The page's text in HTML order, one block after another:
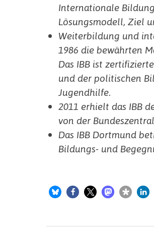
Internationale
Lösungsmodell, Ziel
Weiterbildung und
1986 die bewährten
Das IBB ist
und der politischen
Jugendhilfe.
2011 erhielt das IBB
von der
Das IBB Dortmund
Bildungs- und